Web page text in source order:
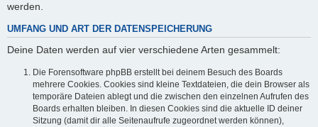
werden.
UMFANG UND ART DER DATENSPEICHERUNG
Deine Daten werden auf vier verschiedene Arten gesammelt:
Die Forensoftware phpBB erstellt bei deinem Besuch des Boards
mehrere Cookies. Cookies sind kleine Textdateien, die dein Browser als
temporäre Dateien ablegt und die zwischen den einzelnen Aufrufen des
Boards erhalten bleiben. In diesen Cookies sind die aktuelle ID deiner
Sitzung (damit dir alle Seitenaufrufe zugeordnet werden können),